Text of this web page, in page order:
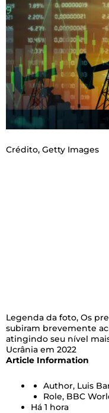
Crédito, Getty Images
Legenda da foto, Os
subiram brevemente
atingindo seu nível
Ucrânia em 2022
Article Information
Author, Luis
Role, BBC
Há 1 hora